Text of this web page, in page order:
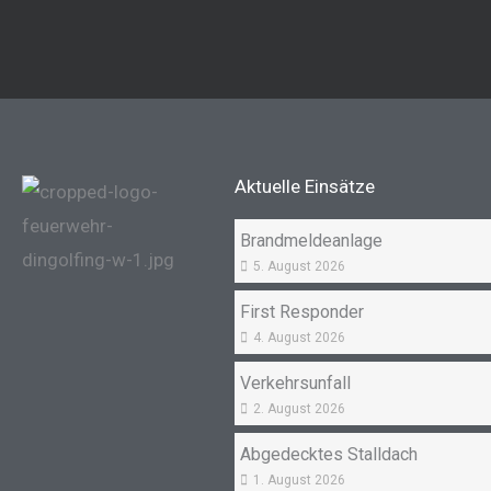
Aktuelle Einsätze
Brandmeldeanlage
5. August 2026
First Responder
4. August 2026
Verkehrsunfall
2. August 2026
Abgedecktes Stalldach
1. August 2026